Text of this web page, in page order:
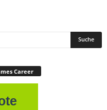
Career